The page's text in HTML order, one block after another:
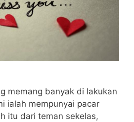
memang banyak di lakukan
ialah mempunyai pacar
itu dari teman sekelas,